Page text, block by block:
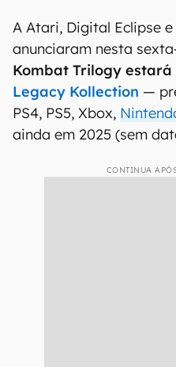
A Atari, Digital Eclipse
anunciaram nesta
Kombat Trilogy estará
Legacy Kollection —
PS4, PS5, Xbox,
ainda em 2025 (sem
CONTINUA